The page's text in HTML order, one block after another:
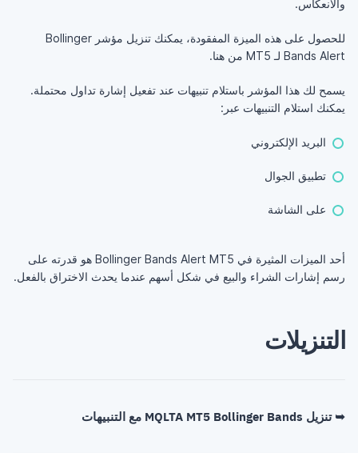
والانعكاس.
للحصول على هذه الميزة المفقودة، يمكنك تنزيل مؤشر Bollinger
Bands Alert لـ MT5 من هنا.
يسمح لك هذا المؤشر باستلام تنبيهات عند تفعيل إشارة تداول محتملة.
يمكنك استلام التنبيهات عبر:
البريد الإلكتروني
تطبيق الجوال
على الشاشة
أحد الميزات المثيرة في Bollinger Bands Alert MT5 هو قدرته على
رسم إشارات الشراء والبيع في شكل أسهم عندما يحدث الاختراق بالفعل.
التنزيلات
➥ تنزيل MQLTA MT5 Bollinger Bands مع التنبيهات